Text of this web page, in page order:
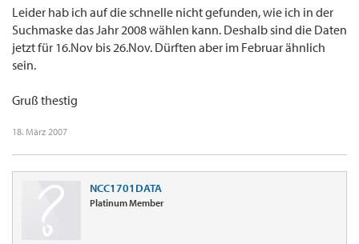
Leider hab ich auf die schnelle nicht gefunden, wie ich in der
Suchmaske das Jahr 2008 wählen kann. Deshalb sind die Daten
jetzt für 16.Nov bis 26.Nov. Dürften aber im Februar ähnlich
sein.
Gruß thestig
18. März 2007
NCC1701DATA
Platinum Member